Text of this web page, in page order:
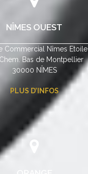
NÎMES OUEST
Commercial Nîmes Etoile
Bas de Montpellier
30000 NÎMES
PLUS D’INFOS